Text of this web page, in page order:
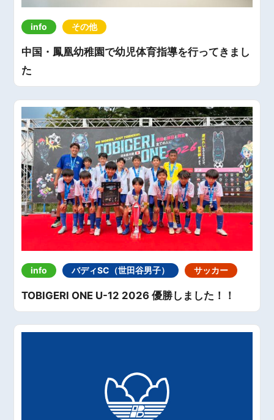
info その他
中国・鳳凰幼稚園で幼児体育指導を行ってきまし
た
info バディSC（世田谷男子） サッカー
TOBIGERI ONE U-12 2026 優勝しました！！